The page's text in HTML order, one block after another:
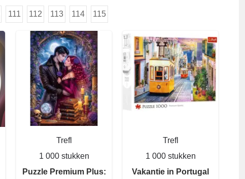
111 112 113 114 115
Trefl
1 000 stukken
Puzzle Premium Plus:
Trefl
1 000 stukken
Vakantie in Portugal